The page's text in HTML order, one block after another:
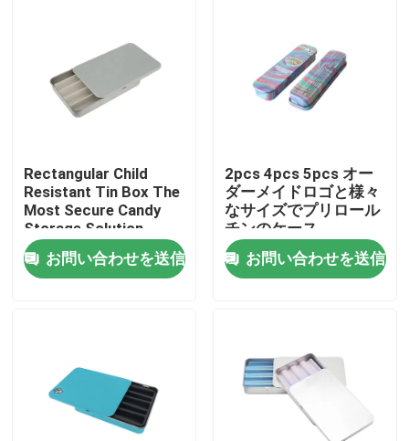
Rectangular Child
Resistant Tin Box The
Most Secure Candy
Storage Solution
お問い合わせを送信
2pcs 4pcs 5pcs オー
ダーメイドロゴと様々
なサイズでプリロール
チンのケース
お問い合わせを送信